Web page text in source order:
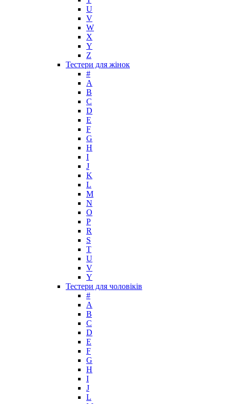
U
V
W
X
Y
Z
Тестери для жінок
#
A
B
C
D
E
F
G
H
I
J
K
L
M
N
O
P
R
S
T
U
V
Y
Тестери для чоловіків
#
A
B
C
D
E
F
G
H
I
J
L